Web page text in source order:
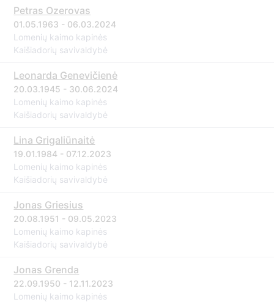
Petras Ozerovas
01.05.1963 - 06.03.2024
Lomenių kaimo kapinės
Kaišiadorių savivaldybė
Leonarda Genevičienė
20.03.1945 - 30.06.2024
Lomenių kaimo kapinės
Kaišiadorių savivaldybė
Lina Grigaliūnaitė
19.01.1984 - 07.12.2023
Lomenių kaimo kapinės
Kaišiadorių savivaldybė
Jonas Griesius
20.08.1951 - 09.05.2023
Lomenių kaimo kapinės
Kaišiadorių savivaldybė
Jonas Grenda
22.09.1950 - 12.11.2023
Lomenių kaimo kapinės